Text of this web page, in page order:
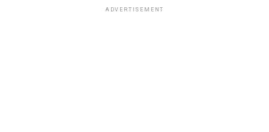
ADVERTISEMENT